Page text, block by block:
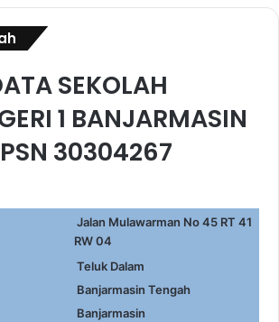
SEKOLAH
1 BANJARMASIN
30304267
Jalan Mulawarman No 45 RT 41
RW 04
Teluk Dalam
Banjarmasin Tengah
Banjarmasin